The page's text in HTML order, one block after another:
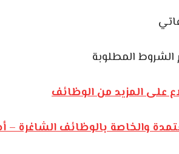
المطلوبة
على المزيد من الوظائف
والخاصة بالوظائف الشاغرة